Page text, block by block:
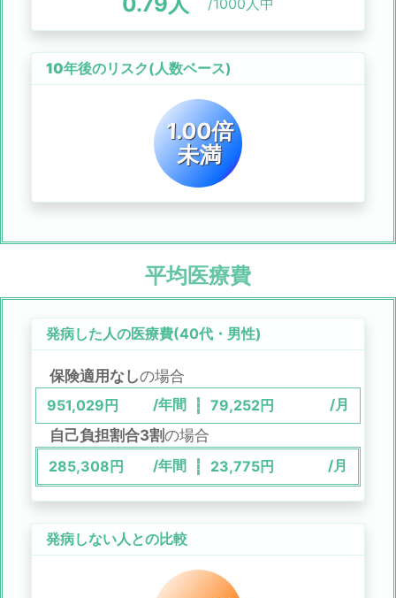
/1000人中
10年後のリスク(人数ベース)
1.00倍
未満
平均医療費
発病した人の医療費(40代 ・ 男性)
保険適用なしの場合
951,029円 /年間 79,252円
/月
自己負担割合3割の場合
285,308円 /年間 23,775円 /月
発病しない人との比較